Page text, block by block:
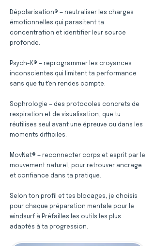
Dépolarisation® — neutraliser les charges
émotionnelles qui parasitent ta
concentration et identifier leur source
profonde.
Psych-K® — reprogrammer les croyances
inconscientes qui limitent ta performance
sans que tu t'en rendes compte.
Sophrologie — des protocoles concrets de
respiration et de visualisation, que tu
réutilises seul avant une épreuve ou dans les
moments difficiles.
MovNat® — reconnecter corps et esprit par le
mouvement naturel, pour retrouver ancrage
et confiance dans ta pratique.
Selon ton profil et tes blocages, je choisis
pour chaque préparation mentale pour le
windsurf à Préfailles les outils les plus
adaptés à ta progression.